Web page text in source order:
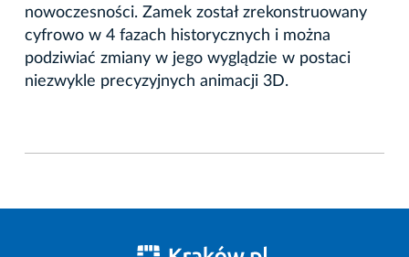
nowoczesności. Zamek został zrekonstruowany
cyfrowo w 4 fazach historycznych i można
podziwiać zmiany w jego wyglądzie w postaci
niezwykle precyzyjnych animacji 3D.